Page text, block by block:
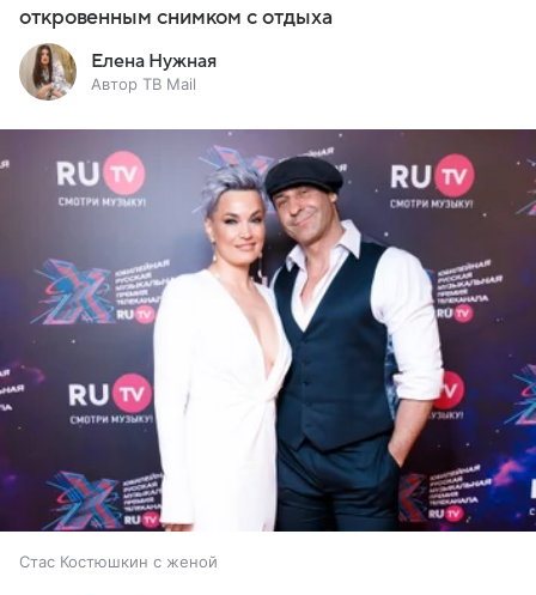
откровенным снимком с отдыха
Елена Нужная
Автор ТВ Mail
Стас Костюшкин с женой